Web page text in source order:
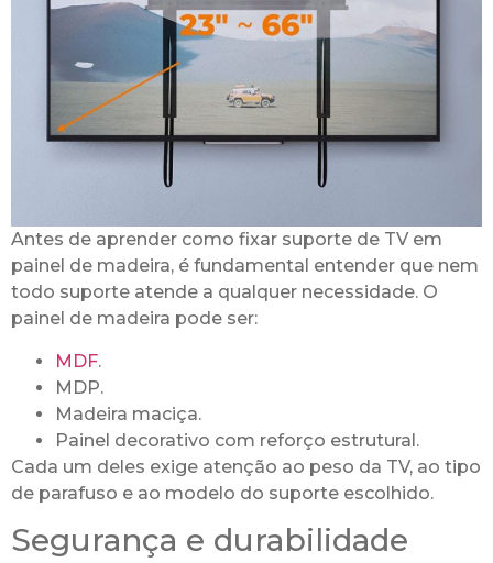
Antes de aprender como fixar suporte de TV em
painel de madeira, é fundamental entender que nem
todo suporte atende a qualquer necessidade. O
painel de madeira pode ser:
MDF.
MDP.
Madeira maciça.
Painel decorativo com reforço estrutural.
Cada um deles exige atenção ao peso da TV, ao tipo
de parafuso e ao modelo do suporte escolhido.
Segurança e durabilidade